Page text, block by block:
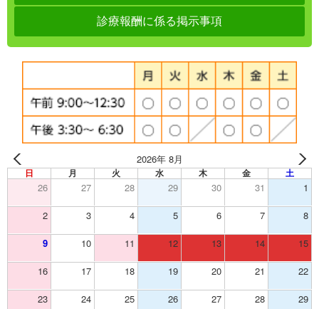
診療報酬に係る掲示事項
2026年 8月
日 月 火 水 木 金 土
26 27 28 29 30 31 1
2 3 4 5 6 7 8
9 10 11 12 13 14 15
16 17 18 19 20 21 22
23 24 25 26 27 28 29